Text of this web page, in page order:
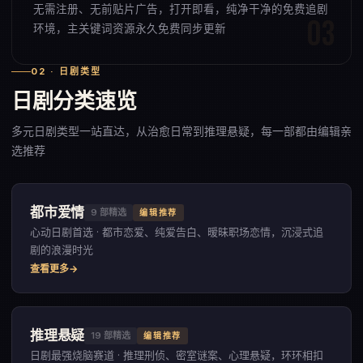
无需注册、无前贴片广告，打开即看，纯净干净的免费追剧
环境，主关键词资源永久免费同步更新
02 · 日剧类型
日剧分类速览
多元日剧类型一站直达，从治愈日常到推理悬疑，每一部都由编辑亲
选推荐
都市爱情 9 部精选 编辑推荐
心动日剧首选 · 都市恋爱、纯爱告白、暧昧职场恋情，沉浸式追
剧的浪漫时光
查看更多
推理悬疑 19 部精选 编辑推荐
日剧最强烧脑赛道 · 推理刑侦、密室谜案、心理悬疑，环环相扣